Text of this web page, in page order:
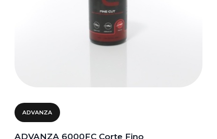
ADVANZA
ADVANZA 6000FC Corte Fino